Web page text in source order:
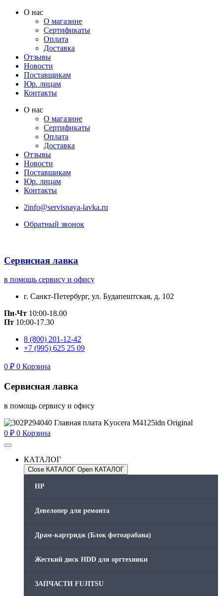
Перейти
содержимому
О нас
О магазине
Сертификаты
Оплата
Доставка
Отзывы
Новости
Поставщикам
Юр. лицам
Контакты
О нас
О магазине
Сертификаты
Оплата
Доставка
Отзывы
Новости
Поставщикам
Юр. лицам
Контакты
2info@servisnaya-lavka.ru
Обратный звонок
Сервисная лавка
в помощь сервису и офису
г. Санкт-Петербург, ул. Будапештская, д. 102
Пн-Чт 10:00-18.00
Пт 10:00-17.30
8 (800) 201-12-42
+7 (995) 625 25 09
0 ₽ 0 Корзина
Сервисная лавка
в помощь сервису и офису
0 ₽ 0 Корзина
КАТАЛОГ
Close КАТАЛОГ Open КАТАЛОГ
HP
Девелопер для ремонта
Драм-картридж (Блок фотоарабана)
Жесткий диск HDD для оргтехники
ЗАПЧАСТИ FUJITSU